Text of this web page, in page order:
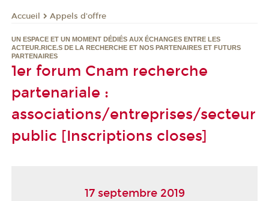
Accueil Appels d'offre
UN ESPACE ET UN MOMENT DÉDIÉS AUX ÉCHANGES ENTRE LES
ACTEUR.RICE.S DE LA RECHERCHE ET NOS PARTENAIRES ET FUTURS
PARTENAIRES
1er forum Cnam recherche
partenariale :
associations/entreprises/secteur
public [Inscriptions closes]
17 septembre 2019